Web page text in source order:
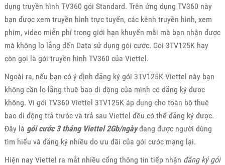
dụng truyền hình TV360 gói Standard. Trên ứng dụng TV360 này
bạn được xem truyền hình trực tuyến, các kênh truyền hình, xem
phim, video miễn phí trong giới hạn khuyến mãi mà bạn nhận được
mà không lo lắng đến Data sử dụng gói cước. Gói 3TV125K hay
còn gọi là gói truyền hình TV360 của Viettel.
Ngoài ra, nếu bạn có ý định đăng ký gói 3TV125K Viettel này bạn
không cần lo lắng thuê bao di động của mình có đăng ký được
không. Vì gói TV360 Viettel 3TV125K áp dụng cho toàn bộ thuê
bao di động trả trước và trả sau Viettel đều có thể đăng ký được.
Đây là gói cước 3 tháng Viettel 2Gb/ngàyđang được người dùng
tìm hiểu và đăng ký nhiều do ưu đãi của gói cước mạng lại.
Hiện nay Viettel ra mắt nhiều cổng thông tin tiếp nhận đăng ký gói